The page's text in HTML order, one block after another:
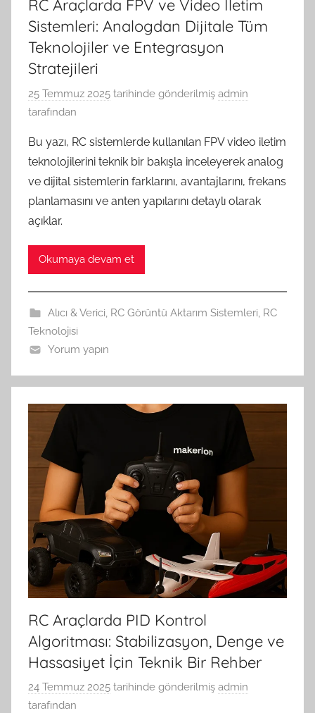
RC Araçlarda FPV ve Video İletim
Sistemleri: Analogdan Dijitale Tüm
Teknolojiler ve Entegrasyon
Stratejileri
25 Temmuz 2025 tarihinde gönderilmiş admin
tarafından
Bu yazı, RC sistemlerde kullanılan FPV video iletim
teknolojilerini teknik bir bakışla inceleyerek analog
ve dijital sistemlerin farklarını, avantajlarını, frekans
planlamasını ve anten yapılarını detaylı olarak
açıklar.
Okumaya devam et
Alıcı & Verici, RC Görüntü Aktarım Sistemleri, RC
Teknolojisi
Yorum yapın
RC Araçlarda PID Kontrol
Algoritması: Stabilizasyon, Denge ve
Hassasiyet İçin Teknik Bir Rehber
24 Temmuz 2025 tarihinde gönderilmiş admin
tarafından